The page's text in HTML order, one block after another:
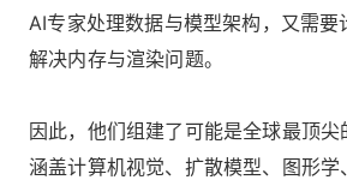
AI专家处理数据与模型架构，又需要
解决内存与渲染问题。
因此，他们组建了可能是全球最顶
涵盖计算机视觉、扩散模型、图形